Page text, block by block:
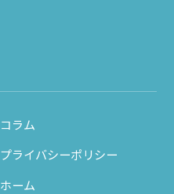
コラム
プライバシーポリシー
ホーム